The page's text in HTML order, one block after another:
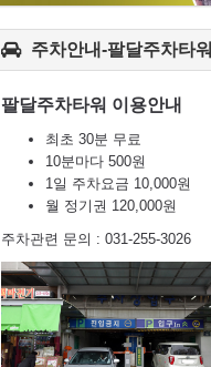
주차안내-팔달주차타워
팔달주차타워 이용안내
최초 30분 무료
10분마다 500원
1일 주차요금 10,000원
월 정기권 120,000원
주차관련 문의 : 031-255-3026